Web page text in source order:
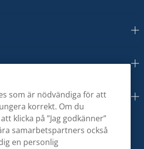
som är nödvändiga för att
korrekt. Om du
klicka på ”Jag godkänner”
samarbetspartners också
en personlig